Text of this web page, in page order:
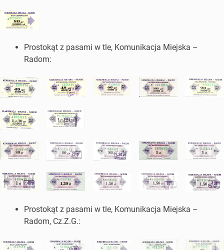
Prostokąt z pasami w tle, Komunikacja Miejska –
Radom:
Prostokąt z pasami w tle, Komunikacja Miejska –
Radom, Cz.Z.G.: